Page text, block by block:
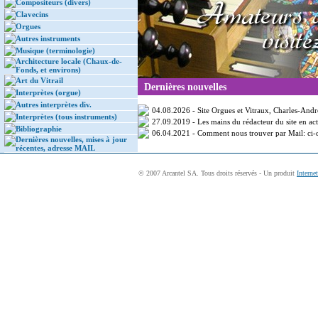
Compositeurs (divers)
Clavecins
Orgues
Autres instruments
Musique (terminologie)
Architecture locale (Chaux-de-
Fonds, et environs)
Art du Vitrail
Interprètes (orgue)
Autres interprètes div.
Interprètes (tous instruments)
Bibliographie
Dernières nouvelles, mises à jour
récentes, adresse MAIL
Dernières nouvelles
04.08.2026 - Site Orgues et Vitraux, Charles-
27.09.2019 - Les mains du rédacteur du site en
06.04.2021 - Comment nous trouver par Mail: ci-
© 2007 Arcantel SA. Tous droits réservés - Un produit